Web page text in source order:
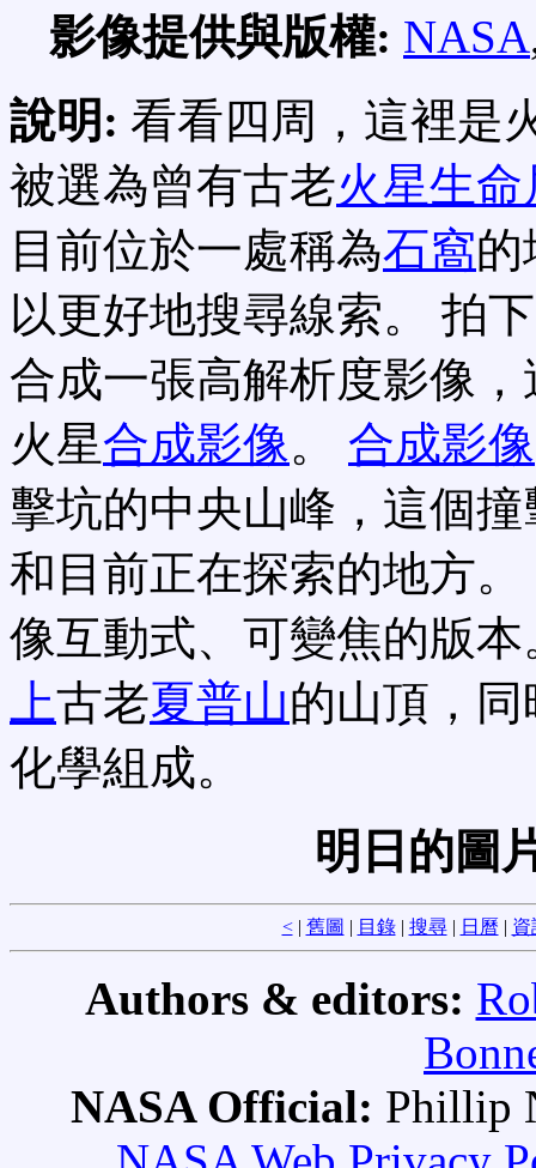
影像提供與版權: NASA
說明: 看看四周，這裡是
被選為曾有古老火星生命
目前位於一處稱為石窩的
以更好地搜尋線索。 拍
合成一張高解析度影像
火星合成影像。 合成影像
擊坑的中央山峰，這個
和目前正在探索的地方
像互動式、可變焦的版
上古老夏普山的山頂，
化學組成。
明日的圖
<| 舊圖 | 目錄| 搜尋| 日曆 | 資
Authors & editors:
NASA Official: Phillip